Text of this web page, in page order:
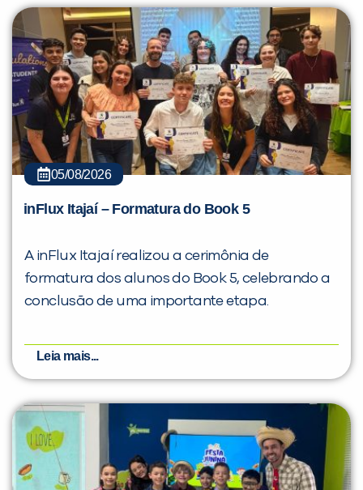
05/08/2026
inFlux Itajaí – Formatura do Book 5
A inFlux Itajaí realizou a cerimônia de
formatura dos alunos do Book 5, celebrando a
conclusão de uma importante etapa.
Leia mais...